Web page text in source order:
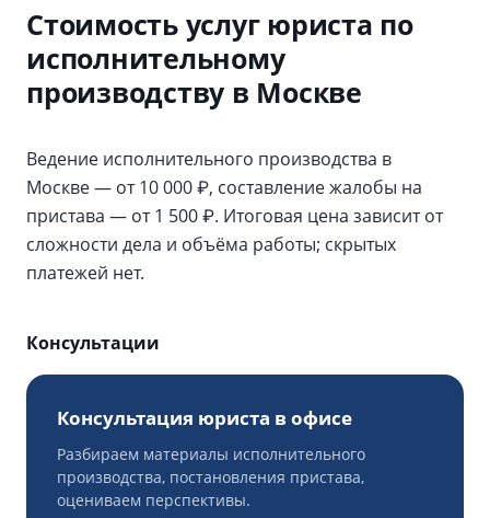
Стоимость услуг юриста по
исполнительному
производству в Москве
Ведение исполнительного производства в
Москве — от 10 000 ₽, составление жалобы на
пристава — от 1 500 ₽. Итоговая цена зависит от
сложности дела и объёма работы; скрытых
платежей нет.
Консультации
Консультация юриста в офисе
Разбираем материалы исполнительного
производства, постановления пристава,
оцениваем перспективы.